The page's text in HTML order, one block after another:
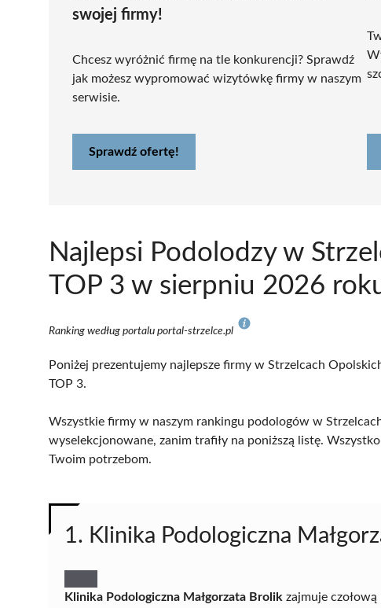
swojej firmy!
Chcesz wyróżnić firmę na tle konkurencji? Sprawdź
jak możesz wypromować wizytówkę firmy w naszym
serwisie.
Sprawdź ofertę!
Najlepsi Podolodzy w
TOP 3 w sierpniu 2026
Ranking według portalu portal-strzelce.pl
Poniżej prezentujemy najlepsze firmy w Strzelcach
TOP 3.
Wszystkie firmy w naszym rankingu podologów w
wyselekcjonowane, zanim trafiły na poniższą listę.
Twoim potrzebom.
1. Klinika Podologiczna
Klinika Podologiczna Małgorzata Brolik zajmuje